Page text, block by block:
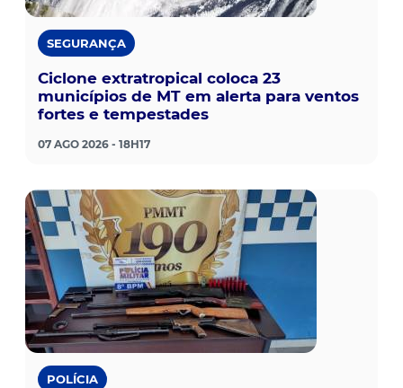
SEGURANÇA
Ciclone extratropical coloca 23
municípios de MT em alerta para ventos
fortes e tempestades
07 AGO 2026 - 18H17
POLÍCIA